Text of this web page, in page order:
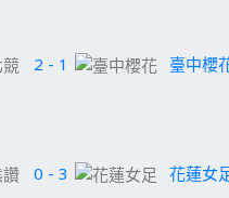
2 - 1 臺中櫻
0 - 3 花蓮女